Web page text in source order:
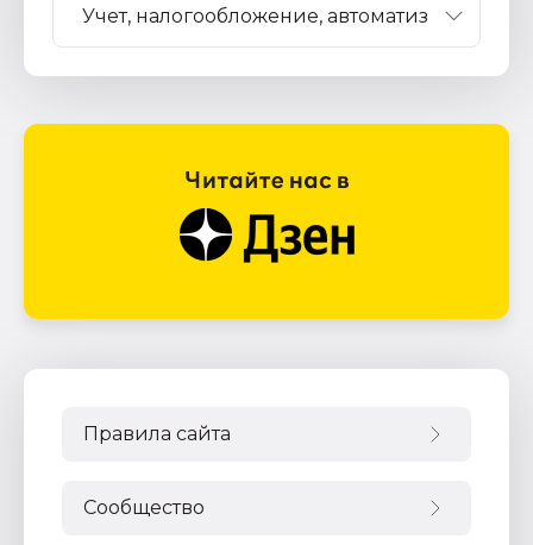
Правила сайта
Сообщество